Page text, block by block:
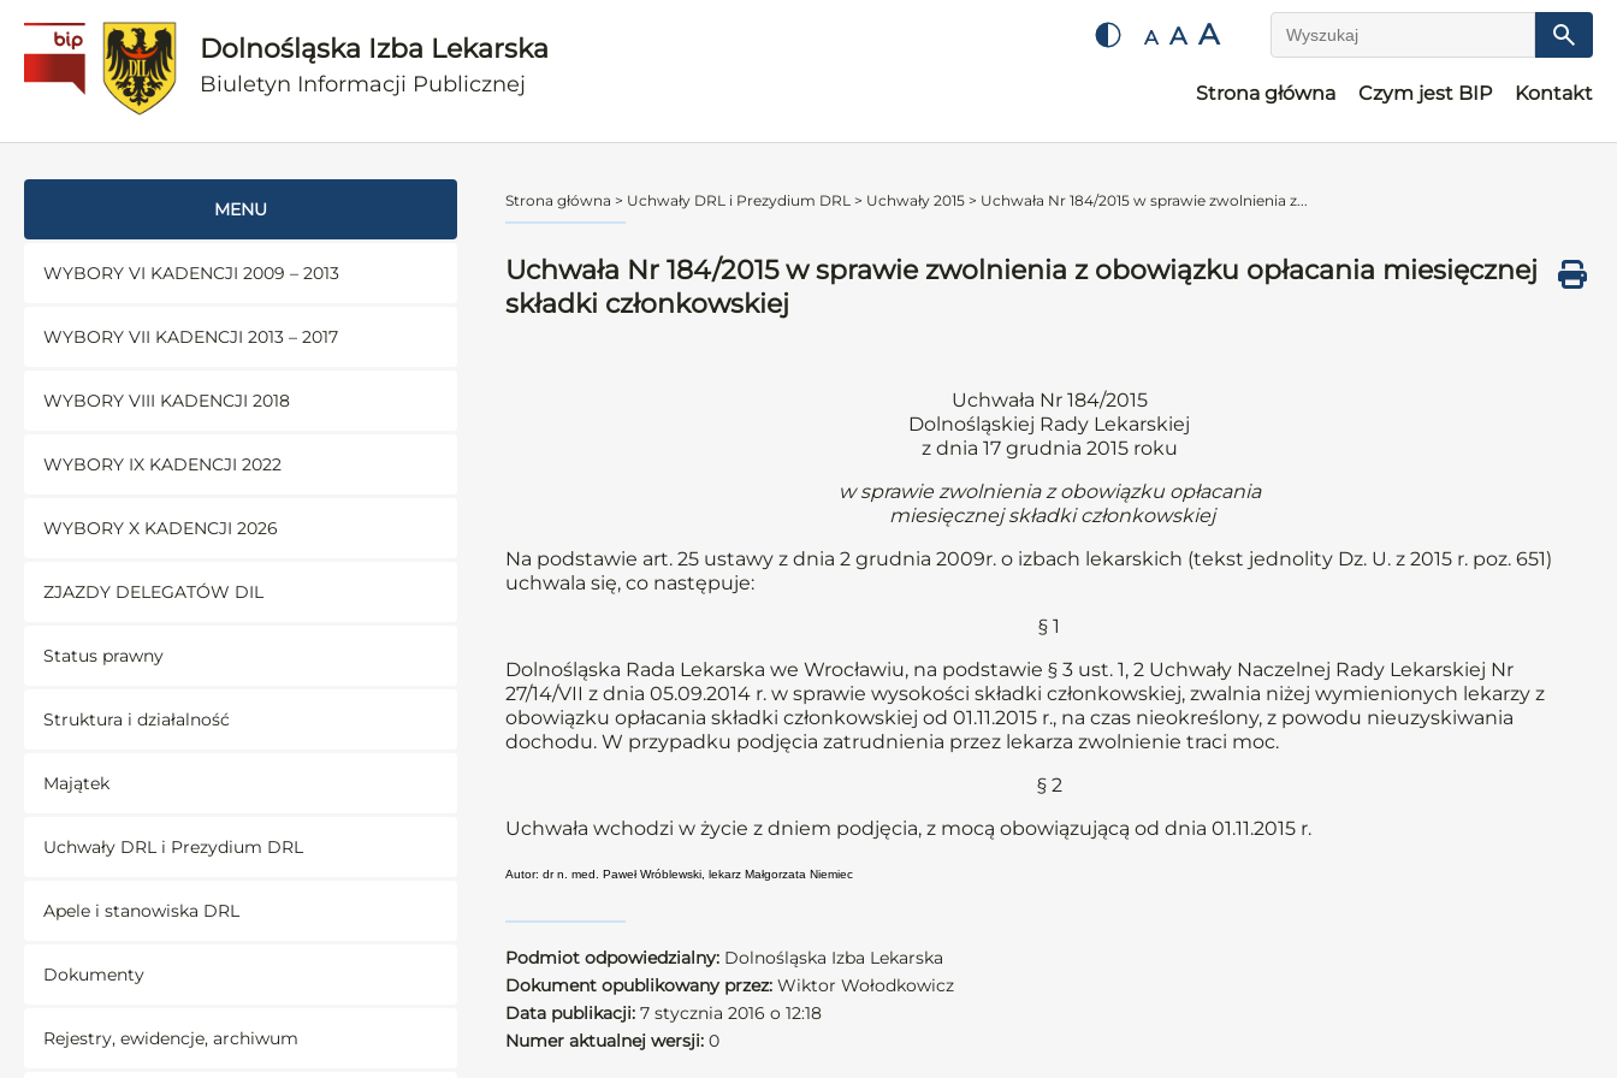
Dolnośląska Izba Lekarska
Biuletyn Informacji Publicznej
A A A Wyszukaj
Strona główna Czym jest BIP Kontakt
MENU
WYBORY VI KADENCJI 2009 – 2013
WYBORY VII KADENCJI 2013 – 2017
WYBORY VIII KADENCJI 2018
WYBORY IX KADENCJI 2022
WYBORY X KADENCJI 2026
ZJAZDY DELEGATÓW DIL
Status prawny
Struktura i działalność
Majątek
Uchwały DRL i Prezydium DRL
Apele i stanowiska DRL
Dokumenty
Rejestry, ewidencje, archiwum
Strona główna > Uchwały DRL i Prezydium DRL > Uchwały 2015 > Uchwała Nr 184/2015 w sprawie zwolnienia z...
Uchwała Nr 184/2015 w sprawie zwolnienia z obowiązku opłacania miesięcznej
składki członkowskiej
Uchwała Nr 184/2015
Dolnośląskiej Rady Lekarskiej
z dnia 17 grudnia 2015 roku
w sprawie zwolnienia z obowiązku opłacania
miesięcznej składki członkowskiej
Na podstawie art. 25 ustawy z dnia 2 grudnia 2009r. o izbach lekarskich (tekst jednolity Dz. U. z 2015 r. poz. 651)
uchwala się, co następuje:
§ 1
Dolnośląska Rada Lekarska we Wrocławiu, na podstawie § 3 ust. 1, 2 Uchwały Naczelnej Rady Lekarskiej Nr
27/14/VII z dnia 05.09.2014 r. w sprawie wysokości składki członkowskiej, zwalnia niżej wymienionych lekarzy z
obowiązku opłacania składki członkowskiej od 01.11.2015 r., na czas nieokreślony, z powodu nieuzyskiwania
dochodu. W przypadku podjęcia zatrudnienia przez lekarza zwolnienie traci moc.
§ 2
Uchwała wchodzi w życie z dniem podjęcia, z mocą obowiązującą od dnia 01.11.2015 r.
Autor: dr n. med. Paweł Wróblewski, lekarz Małgorzata Niemiec
Podmiot odpowiedzialny: Dolnośląska Izba Lekarska
Dokument opublikowany przez: Wiktor Wołodkowicz
Data publikacji: 7 stycznia 2016 o 12:18
Numer aktualnej wersji: 0